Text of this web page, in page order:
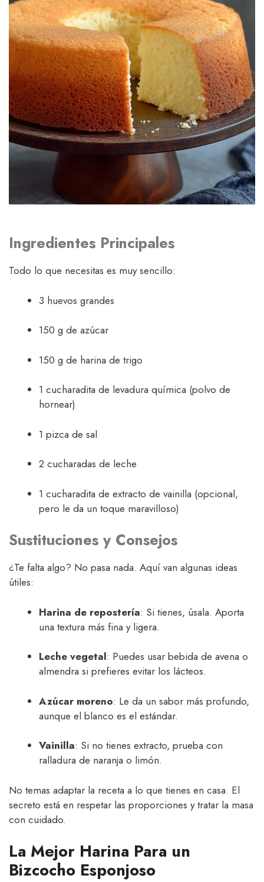
Ingredientes Principales
Todo lo que necesitas es muy sencillo:
3 huevos grandes
150 g de azúcar
150 g de harina de trigo
1 cucharadita de levadura química (polvo de
hornear)
1 pizca de sal
2 cucharadas de leche
1 cucharadita de extracto de vainilla (opcional,
pero le da un toque maravilloso)
Sustituciones y Consejos
¿Te falta algo? No pasa nada. Aquí van algunas ideas
útiles:
Harina de repostería: Si tienes, úsala. Aporta
una textura más fina y ligera.
Leche vegetal: Puedes usar bebida de avena o
almendra si prefieres evitar los lácteos.
Azúcar moreno: Le da un sabor más profundo,
aunque el blanco es el estándar.
Vainilla: Si no tienes extracto, prueba con
ralladura de naranja o limón.
No temas adaptar la receta a lo que tienes en casa. El
secreto está en respetar las proporciones y tratar la masa
con cuidado.
La Mejor Harina Para un
Bizcocho Esponjoso